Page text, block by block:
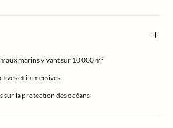
marins vivant sur 10 000 m²
et immersives
sur la protection des océans